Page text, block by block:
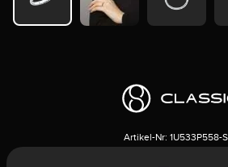
Artikel-Nr: 1U533P558-